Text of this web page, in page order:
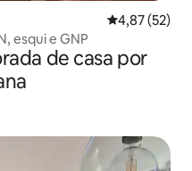
4,87 de uma
4,87 (52)
esqui e GNP
de casa por